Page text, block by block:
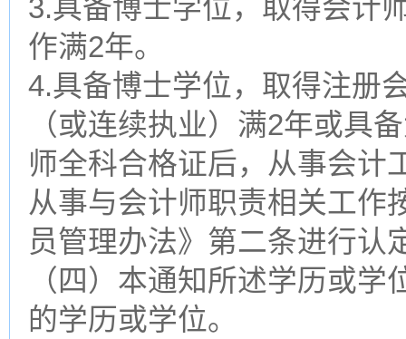
3.具备博士学位，取得会计
作满2年。
4.具备博士学位，取得注册
（或连续执业）满2年或具
师全科合格证后，从事会计
从事与会计师职责相关工作
员管理办法》第二条进行认
（四）本通知所述学历或
的学历或学位。